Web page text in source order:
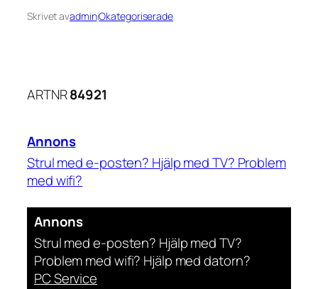
Skrivet avadminiOkategoriserade
ARTNR84921
Annons
Strul med e-posten? Hjälp med TV? Problem
med wifi?
Annons
Strul med e-posten? Hjälp med TV?
Problem med wifi? Hjälp med datorn?
PC Service